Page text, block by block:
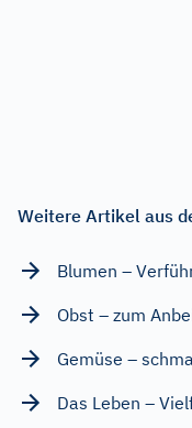
Weitere Artikel aus
Blumen –
Obst – zum
Gemüse –
Das Leben –